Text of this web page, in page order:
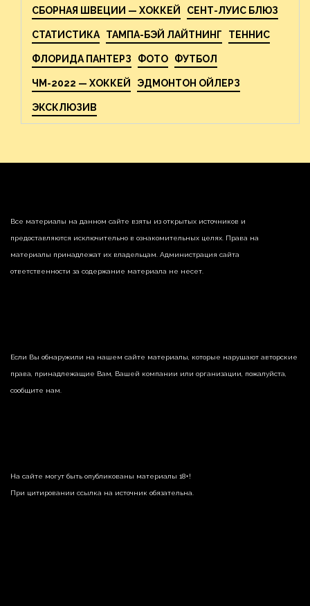
СБОРНАЯ ШВЕЦИИ — ХОККЕЙ СЕНТ-ЛУИС БЛЮЗ
СТАТИСТИКА ТАМПА-БЭЙ ЛАЙТНИНГ ТЕННИС
ФЛОРИДА ПАНТЕРЗ ФОТО ФУТБОЛ
ЧМ-2022 — ХОККЕЙ ЭДМОНТОН ОЙЛЕРЗ
ЭКСКЛЮЗИВ
Все материалы на данном сайте взяты из открытых источников и
предоставляются исключительно в ознакомительных целях. Права на
материалы принадлежат их владельцам. Администрация сайта
ответственности за содержание материала не несет.
Если Вы обнаружили на нашем сайте материалы, которые нарушают авторские
права, принадлежащие Вам, Вашей компании или организации, пожалуйста,
сообщите нам.
На сайте могут быть опубликованы материалы 18+!
При цитировании ссылка на источник обязательна.